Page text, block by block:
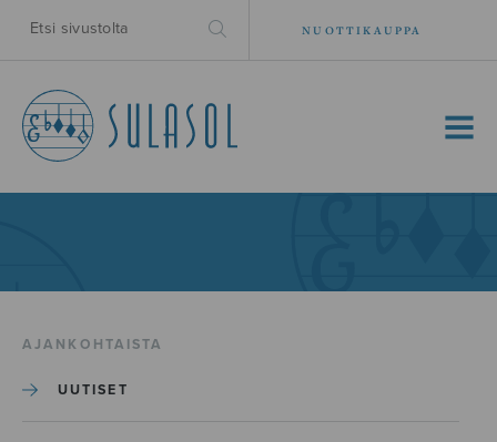
NUOTTIKAUPPA
MENU
AJANKOHTAISTA
UUTISET